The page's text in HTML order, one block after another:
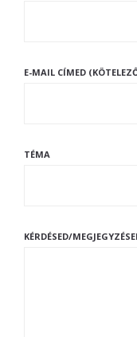
E-MAIL CÍMED
TÉMA
KÉRDÉSED/